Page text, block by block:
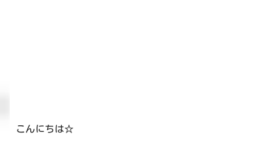
こんにちは☆